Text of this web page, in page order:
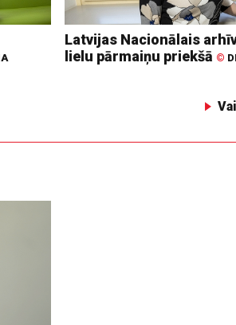
Latvijas Nacionālais
lielu pārmaiņu priekšā ©